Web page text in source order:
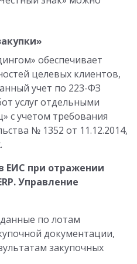
обеспечивает
целевых клиентов,
учет по 223-ФЗ
услуг отдельными
с учетом требования
№ 1352 от 11.12.2014,
ЕИС при отражении
Управление
по лотам
документации,
закупочных